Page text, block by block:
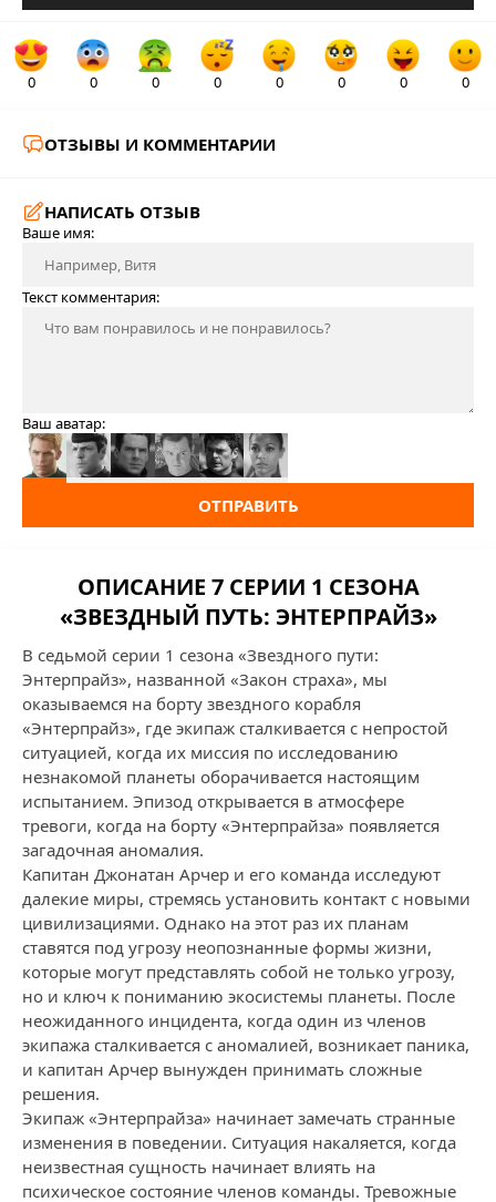
0 0 0 0 0 0 0 0
ОТЗЫВЫ И КОММЕНТАРИИ
НАПИСАТЬ ОТЗЫВ
Ваше имя:
Текст комментария:
Ваш аватар:
ОТПРАВИТЬ
ОПИСАНИЕ 7 СЕРИИ 1 СЕЗОНА
«ЗВЕЗДНЫЙ ПУТЬ: ЭНТЕРПРАЙЗ»
В седьмой серии 1 сезона «Звездного пути:
Энтерпрайз», названной «Закон страха», мы
оказываемся на борту звездного корабля
«Энтерпрайз», где экипаж сталкивается с непростой
ситуацией, когда их миссия по исследованию
незнакомой планеты оборачивается настоящим
испытанием. Эпизод открывается в атмосфере
тревоги, когда на борту «Энтерпрайза» появляется
загадочная аномалия.
Капитан Джонатан Арчер и его команда исследуют
далекие миры, стремясь установить контакт с новыми
цивилизациями. Однако на этот раз их планам
ставятся под угрозу неопознанные формы жизни,
которые могут представлять собой не только угрозу,
но и ключ к пониманию экосистемы планеты. После
неожиданного инцидента, когда один из членов
экипажа сталкивается с аномалией, возникает паника,
и капитан Арчер вынужден принимать сложные
решения.
Экипаж «Энтерпрайза» начинает замечать странные
изменения в поведении. Ситуация накаляется, когда
неизвестная сущность начинает влиять на
психическое состояние членов команды. Тревожные